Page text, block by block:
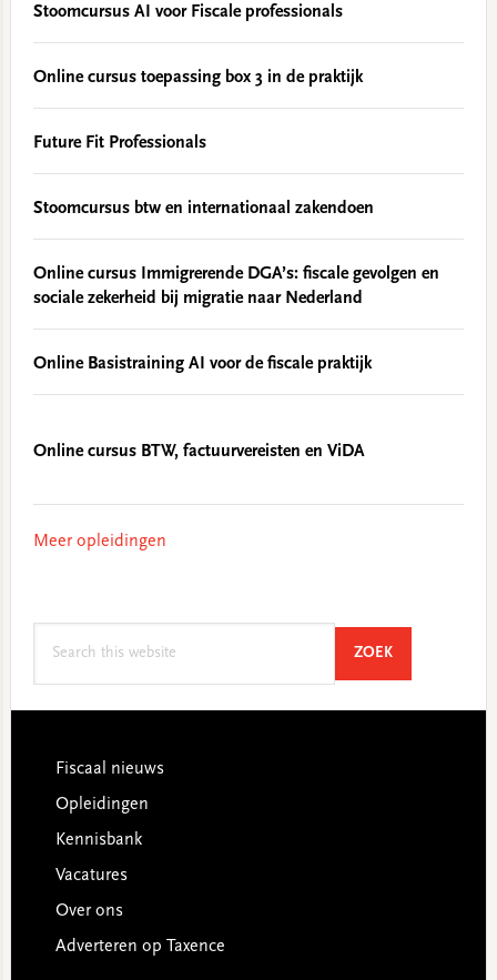
Stoomcursus AI voor Fiscale professionals
Online cursus toepassing box 3 in de praktijk
Future Fit Professionals
Stoomcursus btw en internationaal zakendoen
Online cursus Immigrerende DGA’s: fiscale gevolgen en
sociale zekerheid bij migratie naar Nederland
Online Basistraining AI voor de fiscale praktijk
Online cursus BTW, factuurvereisten en ViDA
Meer opleidingen
ZOEKSEARCH
Footer
Fiscaal nieuws
Opleidingen
Kennisbank
Vacatures
Over ons
Adverteren op Taxence